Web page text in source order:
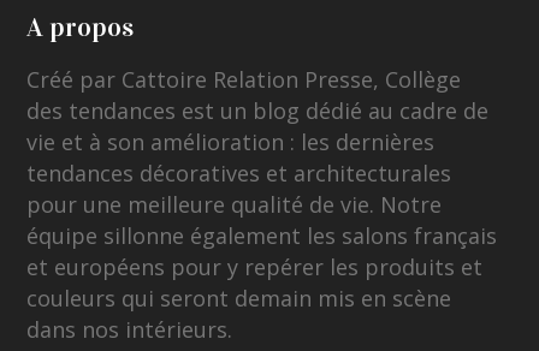
A propos
Créé par Cattoire Relation Presse, Collège
des tendances est un blog dédié au cadre de
vie et à son amélioration : les dernières
tendances décoratives et architecturales
pour une meilleure qualité de vie. Notre
équipe sillonne également les salons français
et européens pour y repérer les produits et
couleurs qui seront demain mis en scène
dans nos intérieurs.